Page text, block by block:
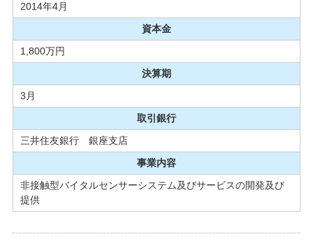
2014年4月
資本金
1,800万円
決算期
3月
取引銀行
三井住友銀行 銀座支店
事業内容
非接触型バイタルセンサーシステム及びサービスの開発及び
提供